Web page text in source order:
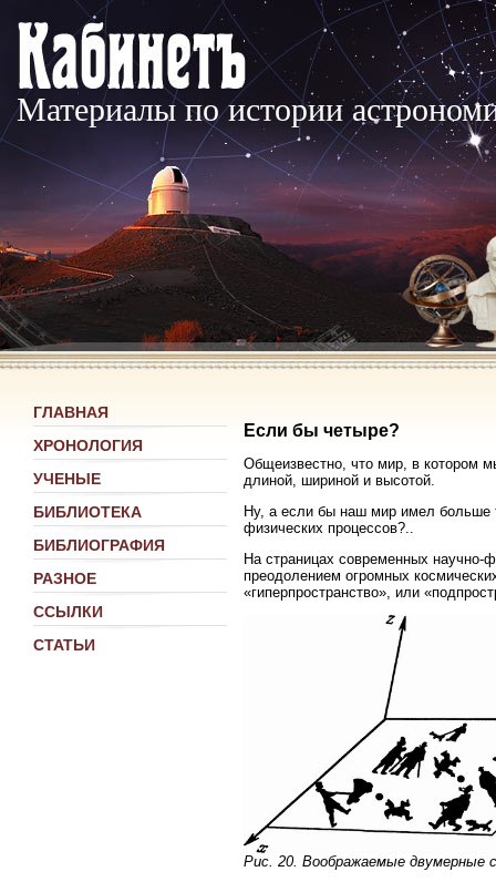
Материалы по истории
ГЛАВНАЯ
ХРОНОЛОГИЯ
УЧЕНЫЕ
БИБЛИОТЕКА
БИБЛИОГРАФИЯ
РАЗНОЕ
ССЫЛКИ
СТАТЬИ
Если бы четыре?
Общеизвестно, что мир, в котором
длиной, шириной и высотой.
Ну, а если бы наш мир имел больше
физических процессов?..
На страницах современных научно-
преодолением огромных
«гиперпространство», или
Рис. 20. Воображаемые двумерные